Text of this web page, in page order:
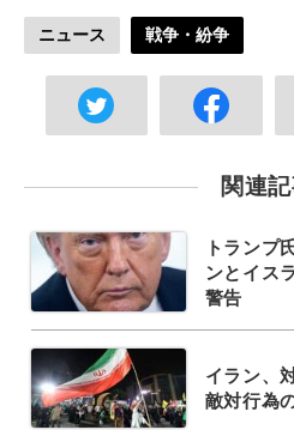
ニュース 戦争・紛争
関連
トランプ
ンとイス
警告
イラン、
敵対行為